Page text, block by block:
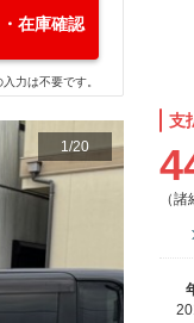
在庫確認
力は不要です。
1/20
支
（